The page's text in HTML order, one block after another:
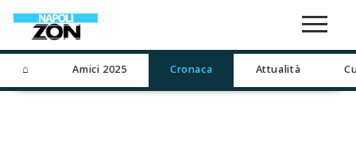
⌂ Amici 2025 Cronaca Attualità